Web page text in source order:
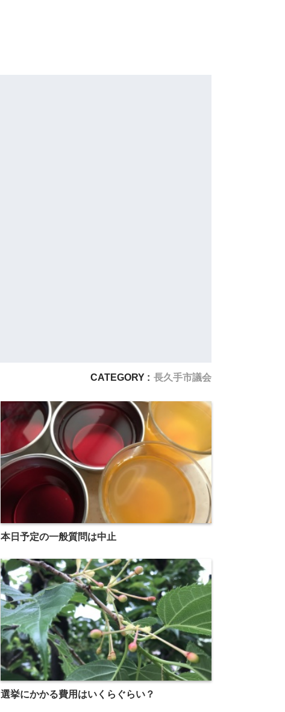
CATEGORY : 長久手市議会
本日予定の一般質問は中止
選挙にかかる費用はいくらぐらい？